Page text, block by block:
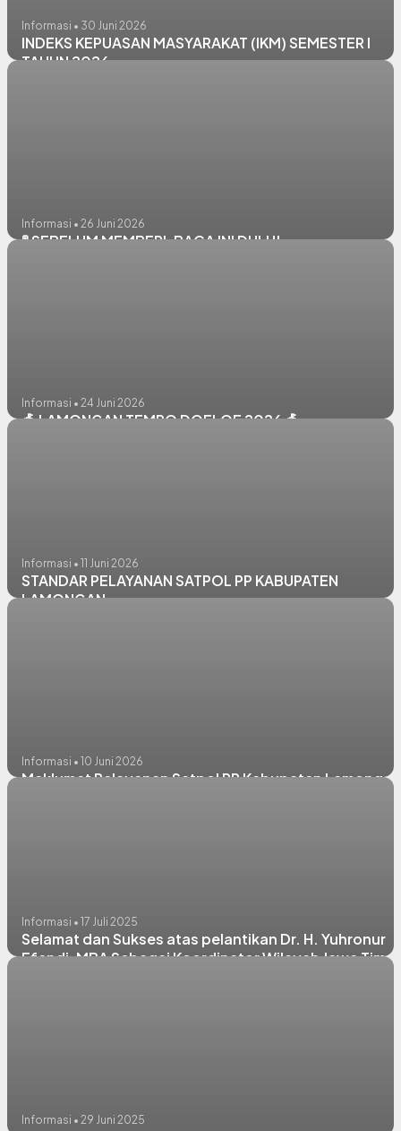
Informasi • 30 Juni 2026
INDEKS KEPUASAN MASYARAKAT (IKM) SEMESTER I
TAHUN 2026
Informasi • 26 Juni 2026
🚦 SEBELUM MEMBERI, BACA INI DULU!
Informasi • 24 Juni 2026
🎪 LAMONGAN TEMPO DOELOE 2026 🎪
Informasi • 11 Juni 2026
STANDAR PELAYANAN SATPOL PP KABUPATEN
LAMONGAN
Informasi • 10 Juni 2026
Maklumat Pelayanan Satpol PP Kabupaten Lamongan
Informasi • 17 Juli 2025
Selamat dan Sukses atas pelantikan Dr. H. Yuhronur
Efendi, MBA Sebagai Koordinator Wilayah Jawa Timur
Informasi • 29 Juni 2025